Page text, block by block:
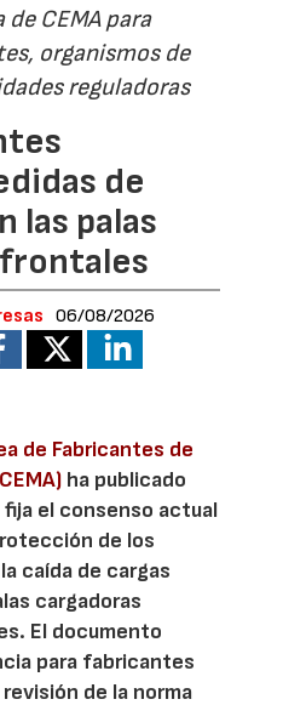
de CEMA para
organismos de
reguladoras
de
las palas
06/08/2026
de Fabricantes de
ha publicado
fija el consenso actual
de los
caída de cargas
cargadoras
El documento
para fabricantes
de la norma